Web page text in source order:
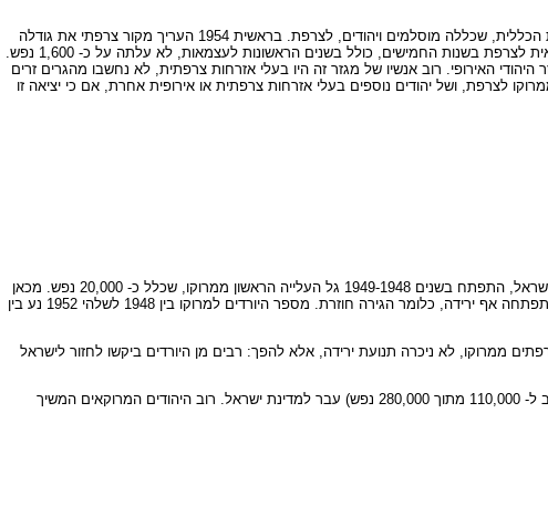
במקביל לעלייה לארץ ישראל החלה תנועת הגירה דלילה של יהודים ממרוקו לצרפת. עד סמוך ליציאת הצרפתים נתפסה הגירה זו כחלק של ההגירה המרוקאית הכללית, שכללה מוסלמים ויהודים, לצרפת. בראשית 1954 העריך מקור צרפתי את גודלה
של המושבה היהודית המרוקאית בארץ זו בכאלפיים נפש בלבד. 400 מהם כבר קיבלו אזרחות צרפתית. יתרה מזאת, לפי ההערכות כל ההגירה היהודית המרוקאית לצרפת בשנות החמישים, כולל בשנים הראשונות לעצמאות, לא עלתה על כ- 1,600 נפש.
האירופי. רוב אנשיו של מגזר זה היו בעלי אזרחות צרפתית, לא נחשבו מהגרים זרים
1956 הביאו ליציאת משפחות יהודיות רבות ממוצא אלג'רי ממרוקו לצרפת, ושל יהודים נוספים בעלי אזרחות צרפתית או אירופית אחרת, אם כי יציאה זו
לא כן העלייה לישראל. העלייה, שלא גדלה כלל משנת 1922, חודשה בתקופת ההעפלה, ובשנת 1947 עלו כאלף נפש. מיד לאחר מכן, ובעקבות הקמת מדינת ישראל, התפתח בשנים 1949-1948 גל העלייה הראשון ממרוקו, שכלל כ- 20,000 נפש. מכאן
ואילך לא הייתה שנה שבה לא הייתה עלייה. אך בין שני הגלים הגדולים של התקופה הצרפתית היו שנות רגיעה יחסית, שבהן עלו אלפים ספורים, ולצד העלייה התפתחה אף ירידה, כלומר הגירה חוזרת. מספר היורדים למרוקו בין 1948 לשלהי 1952 נע בין
זו, המקבילה ליציאת הצרפתים ממרוקו, לא ניכרה תנועת ירידה, אלא להפך: רבים מן היורדים ביקשו לחזור לישראל
קל להתרשם כי הגל השני היה גדול פי כמה מן הראשון, וכי עד ראשית תקופת העצמאות, ציבור ששיעורו מתקרב לארבעים אחוז מיהודי מרוקו בשנת 1948 (קרוב ל- 110,000 מתוך 280,000 נפש) עבר למדינת ישראל. רוב היהודים המרוקאים המשיך